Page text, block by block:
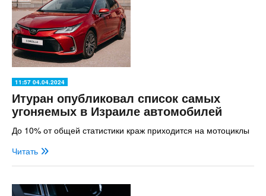
11:57 04.04.2024
Итуран опубликовал список самых
угоняемых в Израиле автомобилей
До 10% от общей статистики краж приходится на мотоциклы
Читать